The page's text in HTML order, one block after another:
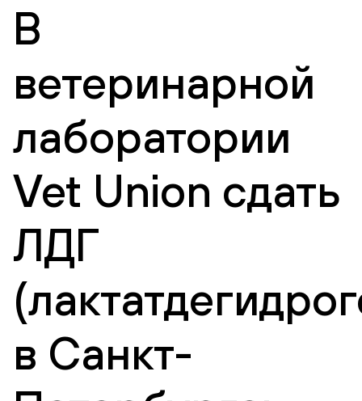
В
ветеринарной
лаборатории
Vet Union сдать
ЛДГ
в Санкт-